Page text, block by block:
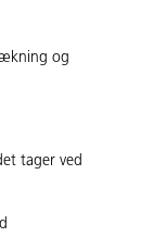
og
tager ved